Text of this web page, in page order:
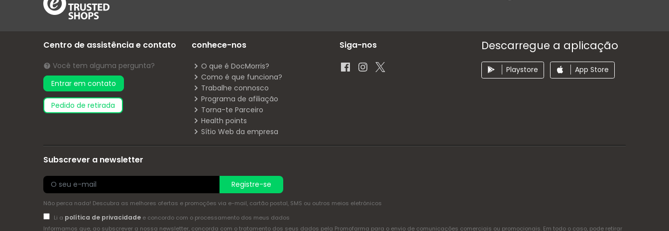
Centro de assistência e contato
Você tem alguma pergunta?
Entrar em contato
pedido de retirada
conhece-nos
O que é DocMorris?
Como é que funciona?
Trabalhe connosco
Programa de afiliação
Torna-te Parceiro
Health points
Sítio Web da empresa
Siga-nos Descarregue a aplicação
Playstore App Store
Subscrever a newsletter
Registre-se
Não perca nada! Descubra as melhores ofertas e promoções via e-mail, cartão postal, SMS ou outros meios eletrónicos
Li a política de privacidadee concordo com o processamento dos meus dados
Informamos que, ao subscrever a nossa newsletter, concorda com o tratamento dos seus dados pela Promofarma para o envio de comunicações comerciais ou promocionais. Em todo o caso, pode retirar